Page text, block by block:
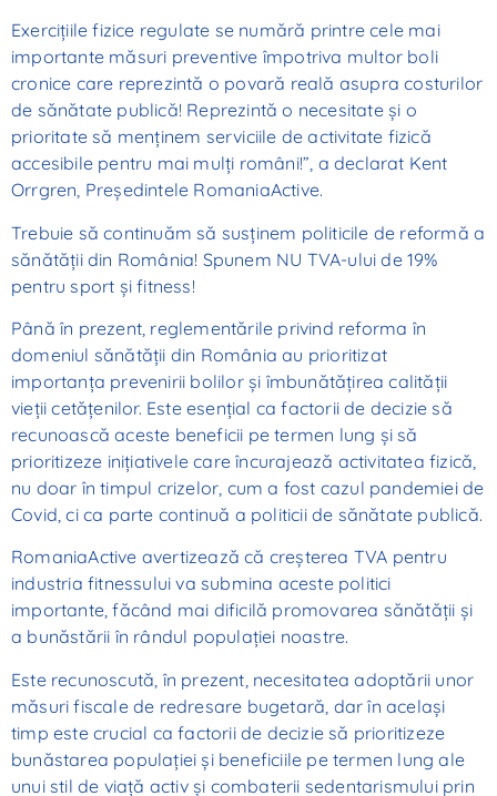
Exerciţiile fizice regulate se numără printre cele mai
importante măsuri preventive împotriva multor boli
cronice care reprezintă o povară reală asupra costurilor
de sănătate publică! Reprezintă o necesitate şi o
prioritate să menţinem serviciile de activitate fizică
accesibile pentru mai mulţi români!”, a declarat Kent
Orrgren, Preşedintele RomaniaActive.
Trebuie să continuăm să susţinem politicile de reformă a
sănătăţii din România! Spunem NU TVA-ului de 19%
pentru sport şi fitness!
Până în prezent, reglementările privind reforma în
domeniul sănătăţii din România au prioritizat
importanţa prevenirii bolilor şi îmbunătăţirea calităţii
vieţii cetăţenilor. Este esenţial ca factorii de decizie să
recunoască aceste beneficii pe termen lung şi să
prioritizeze iniţiativele care încurajează activitatea fizică,
nu doar în timpul crizelor, cum a fost cazul pandemiei de
Covid, ci ca parte continuă a politicii de sănătate publică.
RomaniaActive avertizează că creşterea TVA pentru
industria fitnessului va submina aceste politici
importante, făcând mai dificilă promovarea sănătăţii şi
a bunăstării în rândul populaţiei noastre.
Este recunoscută, în prezent, necesitatea adoptării unor
măsuri fiscale de redresare bugetară, dar în acelaşi
timp este crucial ca factorii de decizie să prioritizeze
bunăstarea populaţiei şi beneficiile pe termen lung ale
unui stil de viaţă activ şi combaterii sedentarismului prin